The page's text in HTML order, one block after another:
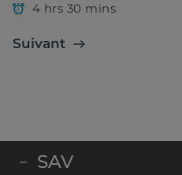
4 hrs 30 mins
Suivant
– SAV